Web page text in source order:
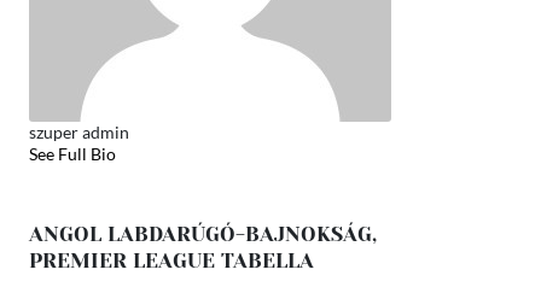
szuper admin
See Full Bio
ANGOL LABDARÚGÓ-BAJNOKSÁG,
PREMIER LEAGUE TABELLA